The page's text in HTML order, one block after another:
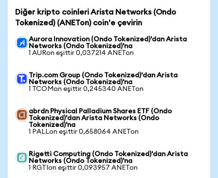
Diğer kripto coinleri Arista Networks (Ondo
Tokenized) (ANETon) coin'e çevirin
Aurora Innovation (Ondo Tokenized)'dan Arista
Networks (Ondo Tokenized)'na
1 AURon eşittir 0,037214 ANETon
Trip.com Group (Ondo Tokenized)'dan Arista
Networks (Ondo Tokenized)'na
1 TCOMon eşittir 0,245340 ANETon
abrdn Physical Palladium Shares ETF (Ondo
Tokenized)'dan Arista Networks (Ondo
Tokenized)'na
1 PALLon eşittir 0,658064 ANETon
Rigetti Computing (Ondo Tokenized)'dan Arista
Networks (Ondo Tokenized)'na
1 RGTIon eşittir 0,093957 ANETon